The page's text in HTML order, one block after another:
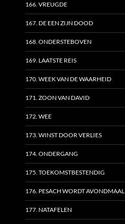
166. VREUGDE
167. DE EEN ZIJN DOOD
168. ONDERSTEBOVEN
169. LAATSTE REIS
170. WEEK VAN DE WAARHEID
171. ZOON VAN DAVID
172. WEE
173. WINST DOOR VERLIES
174. ONDERGANG
175. TOEKOMSTBESTENDIG
176. PESACH WORDT AVONDMAAL
177. NATAFELEN